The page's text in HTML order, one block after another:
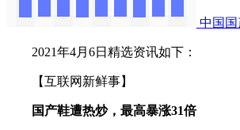
中国
2021年4月6日精选资讯如下：
【互联网新鲜事】
国产鞋遭热炒，最高暴涨31倍